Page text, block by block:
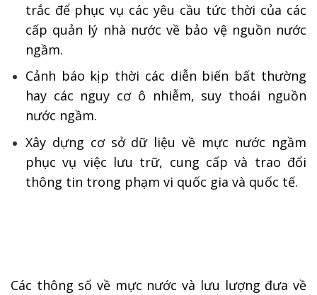
trắc để phục vụ các yêu cầu tức thời của các
cấp quản lý nhà nước về bảo vệ nguồn nước
ngầm.
Cảnh báo kịp thời các diễn biến bất thường
hay các nguy cơ ô nhiễm, suy thoái nguồn
nước ngầm.
Xây dựng cơ sở dữ liệu về mực nước ngầm
phục vụ việc lưu trữ, cung cấp và trao đổi
thông tin trong phạm vi quốc gia và quốc tế.
Các thông số về mực nước và lưu lượng đưa về